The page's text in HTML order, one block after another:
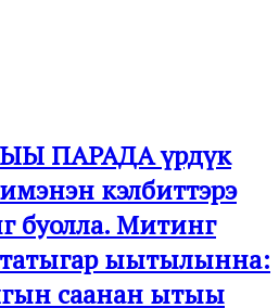
ПАРАДА үрдүк
кэлбиттэрэ
буолла. Митинг
ыытылынна:
саанан ытыы